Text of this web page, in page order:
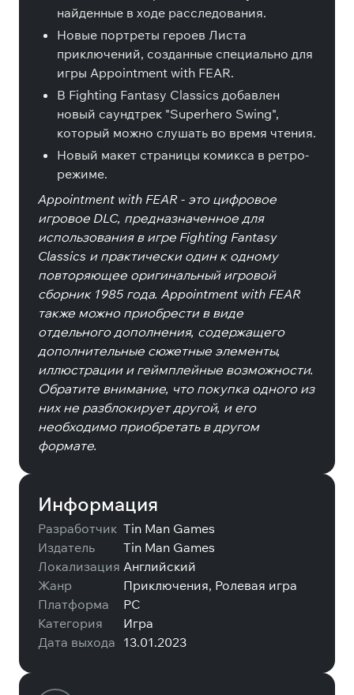
найденные в ходе расследования.
Новые портреты героев Листа
приключений, созданные специально для
игры Appointment with FEAR.
В Fighting Fantasy Classics добавлен
новый саундтрек "Superhero Swing",
который можно слушать во время чтения.
Новый макет страницы комикса в ретро-
режиме.
Appointment with FEAR - это цифровое
игровое DLC, предназначенное для
использования в игре Fighting Fantasy
Classics и практически один к одному
повторяющее оригинальный игровой
сборник 1985 года. Appointment with FEAR
также можно приобрести в виде
отдельного дополнения, содержащего
дополнительные сюжетные элементы,
иллюстрации и геймплейные возможности.
Обратите внимание, что покупка одного из
них не разблокирует другой, и его
необходимо приобретать в другом
формате.
Информация
Разработчик Tin Man Games
Издатель
Tin Man Games
Локализация Английский
Жанр
Приключения, Ролевая игра
Платформа
PC
Категория
Игра
Дата выхода 13.01.2023